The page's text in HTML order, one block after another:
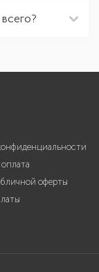
оферты